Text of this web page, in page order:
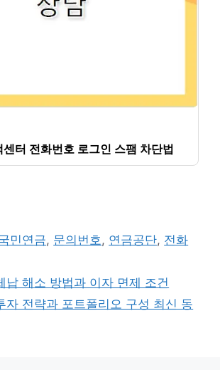
터 전화번호 로그인 스팸 차단법
민연금, 문의번호, 연금공단, 전화
납 해소 방법과 이자 면제 조건
자 전략과 포트폴리오 구성 최신 동